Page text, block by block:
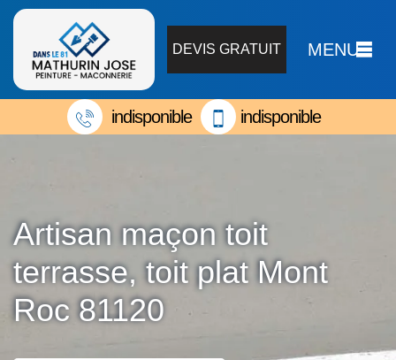
DEVIS GRATUIT MENU
indisponible indisponible
Artisan maçon toit
terrasse, toit plat Mont
Roc 81120